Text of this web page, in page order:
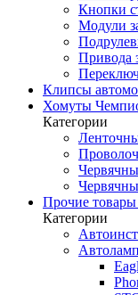
Кнопки
Модули
Привода
Клипсы
Хомуты
Категории
Прочие товары
Категории